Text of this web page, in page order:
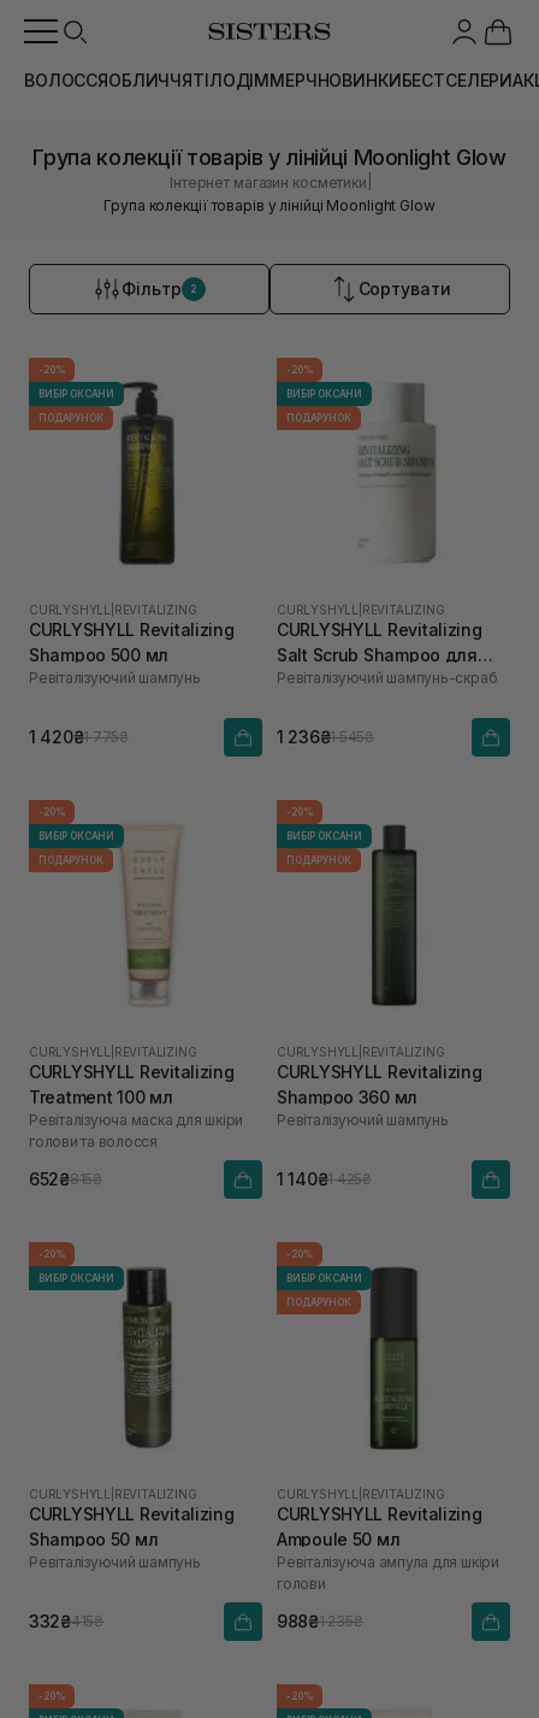
ВОЛОССЯОБЛИЧЧЯТІЛОДІММЕРЧНОВИНКИБЕСТСЕЛЕРИ
Група колекції товарів у лінійці Moonlight Glow
Інтернет магазин косметики
Група колекції товарів у лінійці Moonlight Glow
Фільтр 2 Сортувати
-20%
ВИБІР ОКСАНИ
ПОДАРУНОК
CURLYSHYLL REVITALIZING
CURLYSHYLL Revitalizing
Shampoo 500 мл
Ревіталізуючий шампунь
1 420₴1 775₴
-20%
ВИБІР ОКСАНИ
ПОДАРУНОК
CURLYSHYLL REVITALIZING
CURLYSHYLL Revitalizing
Salt Scrub Shampoo для
ослабленої шкіри голови
Ревіталізуючий шампунь-скраб
1 236₴1 545₴
-20%
ВИБІР ОКСАНИ
ПОДАРУНОК
CURLYSHYLL REVITALIZING
CURLYSHYLL Revitalizing
Treatment 100 мл
Ревіталізуюча маска для шкіри
голови та волосся
652₴815₴
-20%
ВИБІР ОКСАНИ
ПОДАРУНОК
CURLYSHYLL REVITALIZING
CURLYSHYLL Revitalizing
Shampoo 360 мл
Ревіталізуючий шампунь
1 140₴1 425₴
-20%
ВИБІР ОКСАНИ
CURLYSHYLL REVITALIZING
CURLYSHYLL Revitalizing
Shampoo 50 мл
Ревіталізуючий шампунь
332₴415₴
-20%
ВИБІР ОКСАНИ
ПОДАРУНОК
CURLYSHYLL REVITALIZING
CURLYSHYLL Revitalizing
Ampoule 50 мл
Ревіталізуюча ампула для шкіри
голови
988₴1 235₴
-20%
-20%